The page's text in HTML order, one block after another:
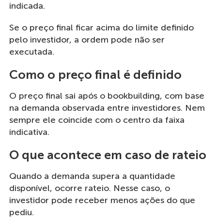
indicada.
Se o preço final ficar acima do limite definido
pelo investidor, a ordem pode não ser
executada.
Como o preço final é definido
O preço final sai após o bookbuilding, com base
na demanda observada entre investidores. Nem
sempre ele coincide com o centro da faixa
indicativa.
O que acontece em caso de rateio
Quando a demanda supera a quantidade
disponível, ocorre rateio. Nesse caso, o
investidor pode receber menos ações do que
pediu.